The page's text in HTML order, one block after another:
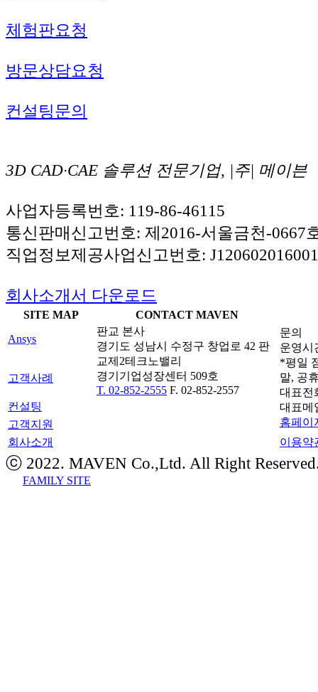
체험판요청
방문상담요청
컨설팅문의
3D CAD·CAE 솔루션 전문기업, |주| 메이븐
사업자등록번호: 119-86-46115
통신판매신고번호: 제2016-서울금천-0667
직업정보제공사업신고번호:
회사소개서 다운로드
SITE MAP
CONTACT MAVEN
Ansys
판교 본사
경기도 성남시 수정구 창업로 42 판
교제2테크노밸리
경기기업성장센터 509호
T. 02-852-2555 F. 02-852-2557
문의
운영시
*평일
말, 공
대표전
대표메
홈페이
고객사례
컨설팅
고객지원
회사소개
이용약
ⓒ 2022. MAVEN Co.,Ltd. All Right
FAMILY SITE